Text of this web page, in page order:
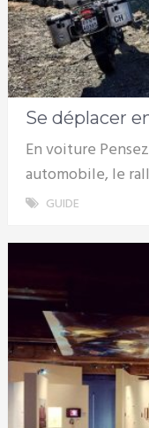
Se déplacer
En voiture
automobile, le
GUIDE